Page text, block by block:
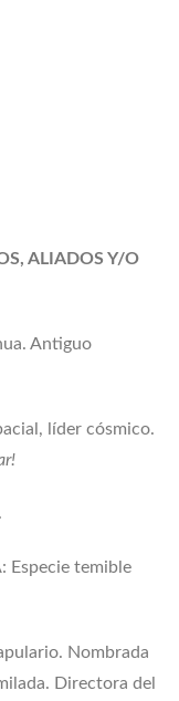
ALIADOS Y/O
Antiguo
líder cósmico.
Especie temible
Nombrada
Directora del